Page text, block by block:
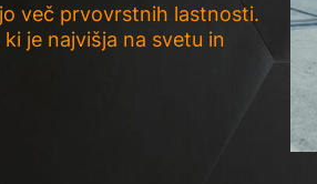
več prvovrstnih lastnosti.
je najvišja na svetu in